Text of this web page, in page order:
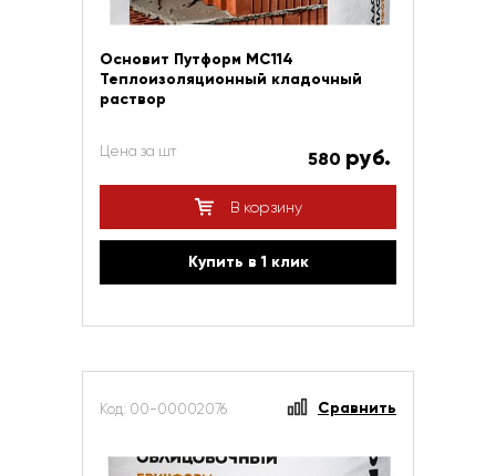
Основит Путформ МС114
Теплоизоляционный кладочный
раствор
Цена за шт 580 руб.
В корзину
Купить в 1 клик
Код: 00-00002076 Сравнить